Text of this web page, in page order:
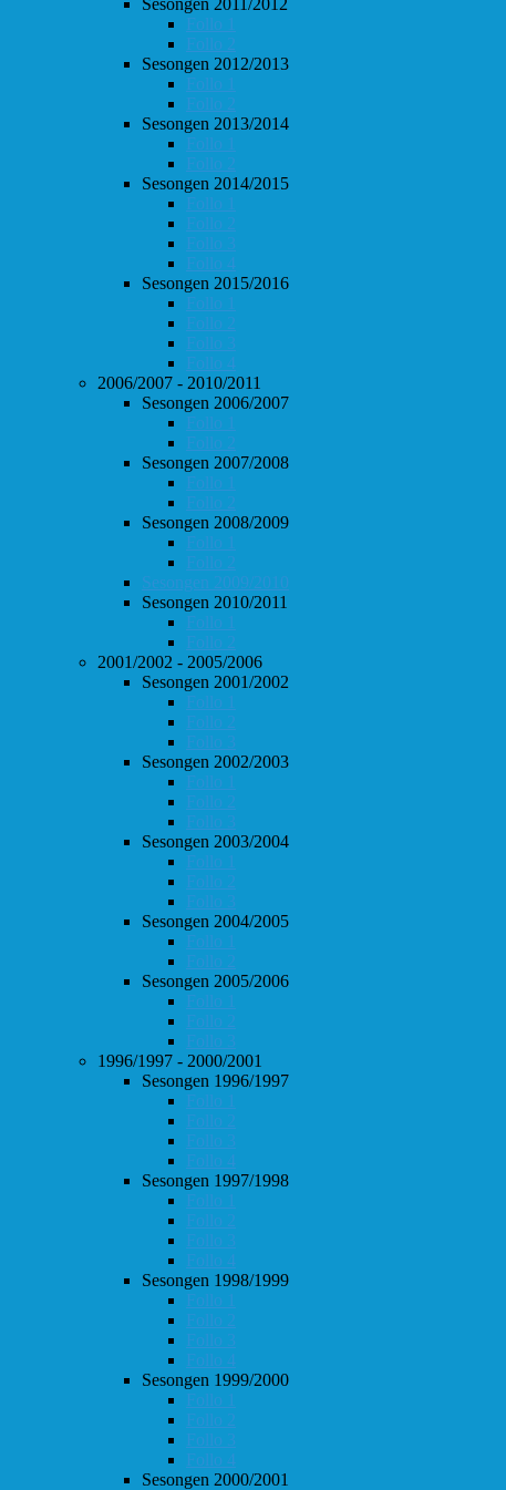
Follo 1
Follo 2
Sesongen 2012/2013
Follo 1
Follo 2
Sesongen 2013/2014
Follo 1
Follo 2
Sesongen 2014/2015
Follo 1
Follo 2
Follo 3
Follo 4
Sesongen 2015/2016
Follo 1
Follo 2
Follo 3
Follo 4
2006/2007 - 2010/2011
Sesongen 2006/2007
Follo 1
Follo 2
Sesongen 2007/2008
Follo 1
Follo 2
Sesongen 2008/2009
Follo 1
Follo 2
Sesongen 2009/2010
Sesongen 2010/2011
Follo 1
Follo 2
2001/2002 - 2005/2006
Sesongen 2001/2002
Follo 1
Follo 2
Follo 3
Sesongen 2002/2003
Follo 1
Follo 2
Follo 3
Sesongen 2003/2004
Follo 1
Follo 2
Follo 3
Sesongen 2004/2005
Follo 1
Follo 2
Sesongen 2005/2006
Follo 1
Follo 2
Follo 3
1996/1997 - 2000/2001
Sesongen 1996/1997
Follo 1
Follo 2
Follo 3
Follo 4
Sesongen 1997/1998
Follo 1
Follo 2
Follo 3
Follo 4
Sesongen 1998/1999
Follo 1
Follo 2
Follo 3
Follo 4
Sesongen 1999/2000
Follo 1
Follo 2
Follo 3
Follo 4
Sesongen 2000/2001